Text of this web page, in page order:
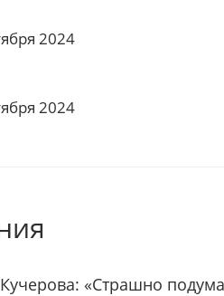
2024
2024
«Страшно